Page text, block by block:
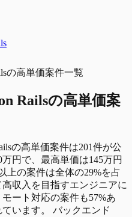
の高単価案件一覧
Railsの高単価案
の高単価案件は201件が公
円で、最高単価は145万円
上の案件は全体の29%を占
収入を目指すエンジニアに
ート対応の案件も57%あ
います。 バックエンド